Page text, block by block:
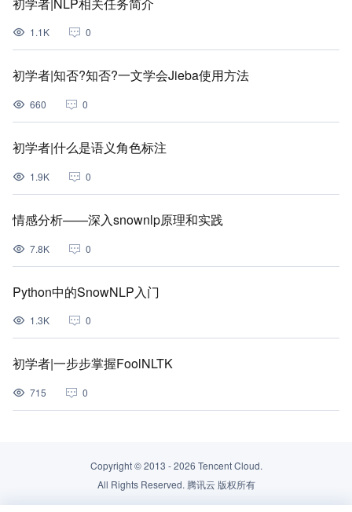
1.1K 0
初学者|知否?知否?一文学会Jieba使用方法
660 0
初学者|什么是语义角色标注
1.9K 0
情感分析——深入snownlp原理和实践
7.8K 0
Python中的SnowNLP入门
1.3K 0
初学者|一步步掌握FoolNLTK
715 0
Copyright © 2013 -2026 Tencent Cloud.
All Rights Reserved. 腾讯云 版权所有